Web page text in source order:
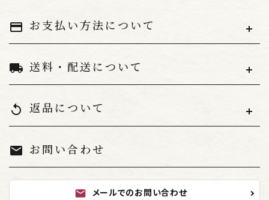
カテゴリー
payment お支払い方法について
local_shipping 送料・配送について
replay 返品について
mail お問い合わせ
mail メールでのお問い合わせ